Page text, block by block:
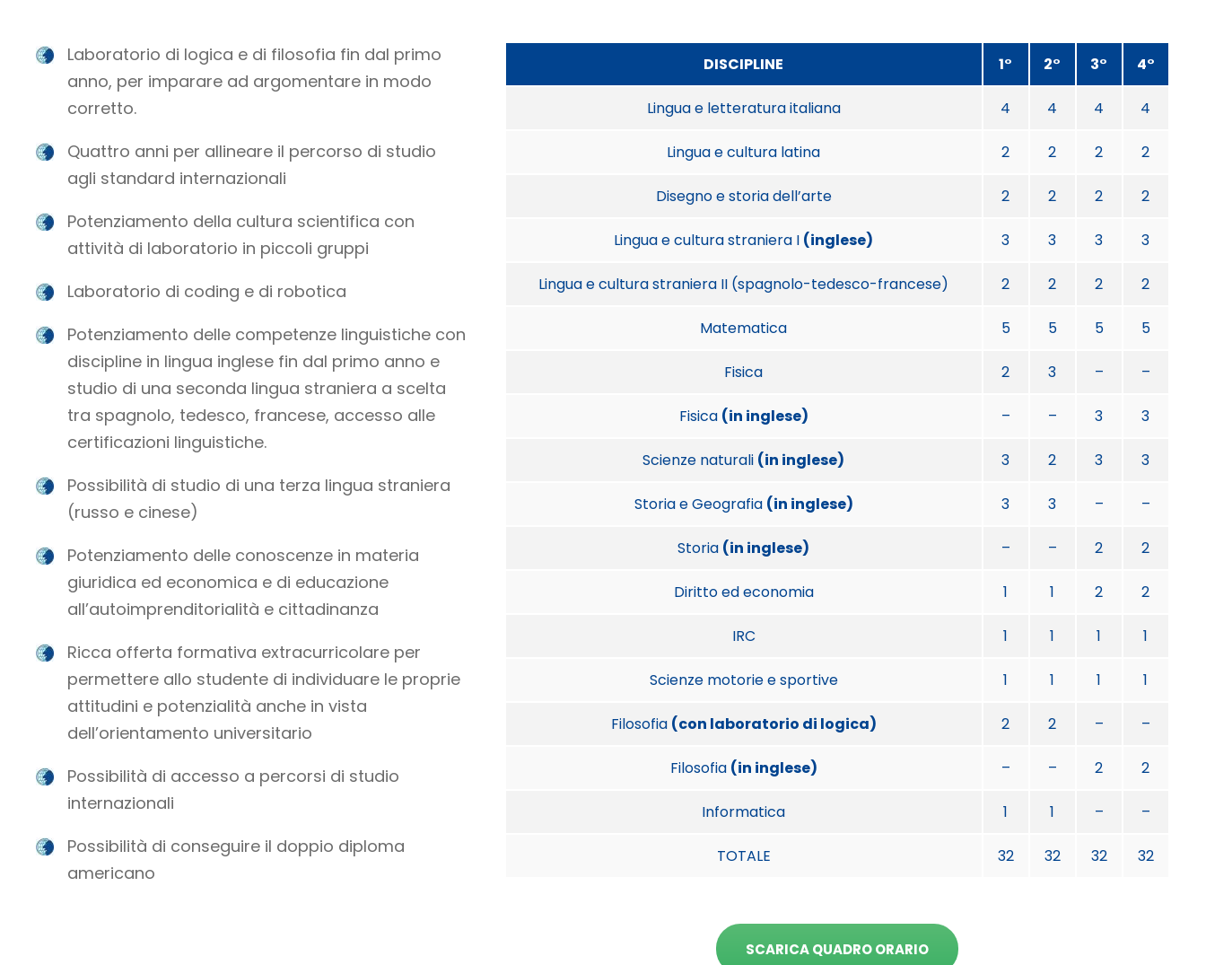
Laboratorio di logica e di filosofia fin dal primo
anno, per imparare ad argomentare in modo
corretto.
Quattro anni per allineare il percorso di studio
agli standard internazionali
Potenziamento della cultura scientifica con
attività di laboratorio in piccoli gruppi
Laboratorio di coding e di robotica
Potenziamento delle competenze linguistiche con
discipline in lingua inglese fin dal primo anno e
studio di una seconda lingua straniera a scelta
tra spagnolo, tedesco, francese, accesso alle
certificazioni linguistiche.
Possibilità di studio di una terza lingua straniera
(russo e cinese)
Potenziamento delle conoscenze in materia
giuridica ed economica e di educazione
all’autoimprenditorialità e cittadinanza
Ricca offerta formativa extracurricolare per
permettere allo studente di individuare le proprie
attitudini e potenzialità anche in vista
dell’orientamento universitario
Possibilità di accesso a percorsi di studio
internazionali
Possibilità di conseguire il doppio diploma
americano
DISCIPLINE 1° 2° 3° 4°
Lingua e letteratura italiana 4 4 4 4
Lingua e cultura latina 2 2 2 2
Disegno e storia dell’arte 2 2 2 2
Lingua e cultura straniera I (inglese) 3 3 3 3
Lingua e cultura straniera II (spagnolo-tedesco-francese) 2 2 2 2
Matematica 5 5 5 5
Fisica 2 3 – –
Fisica (in inglese) – – 3 3
Scienze naturali (in inglese) 3 2 3 3
Storia e Geografia (in inglese) 3 3 – –
Storia (in inglese) – – 2 2
Diritto ed economia 1 1 2 2
IRC 1 1 1 1
Scienze motorie e sportive 1 1 1 1
Filosofia (con laboratorio di logica) 2 2 – –
Filosofia (in inglese) – – 2 2
Informatica 1 1 – –
TOTALE 32 32 32 32
SCARICA QUADRO ORARIO